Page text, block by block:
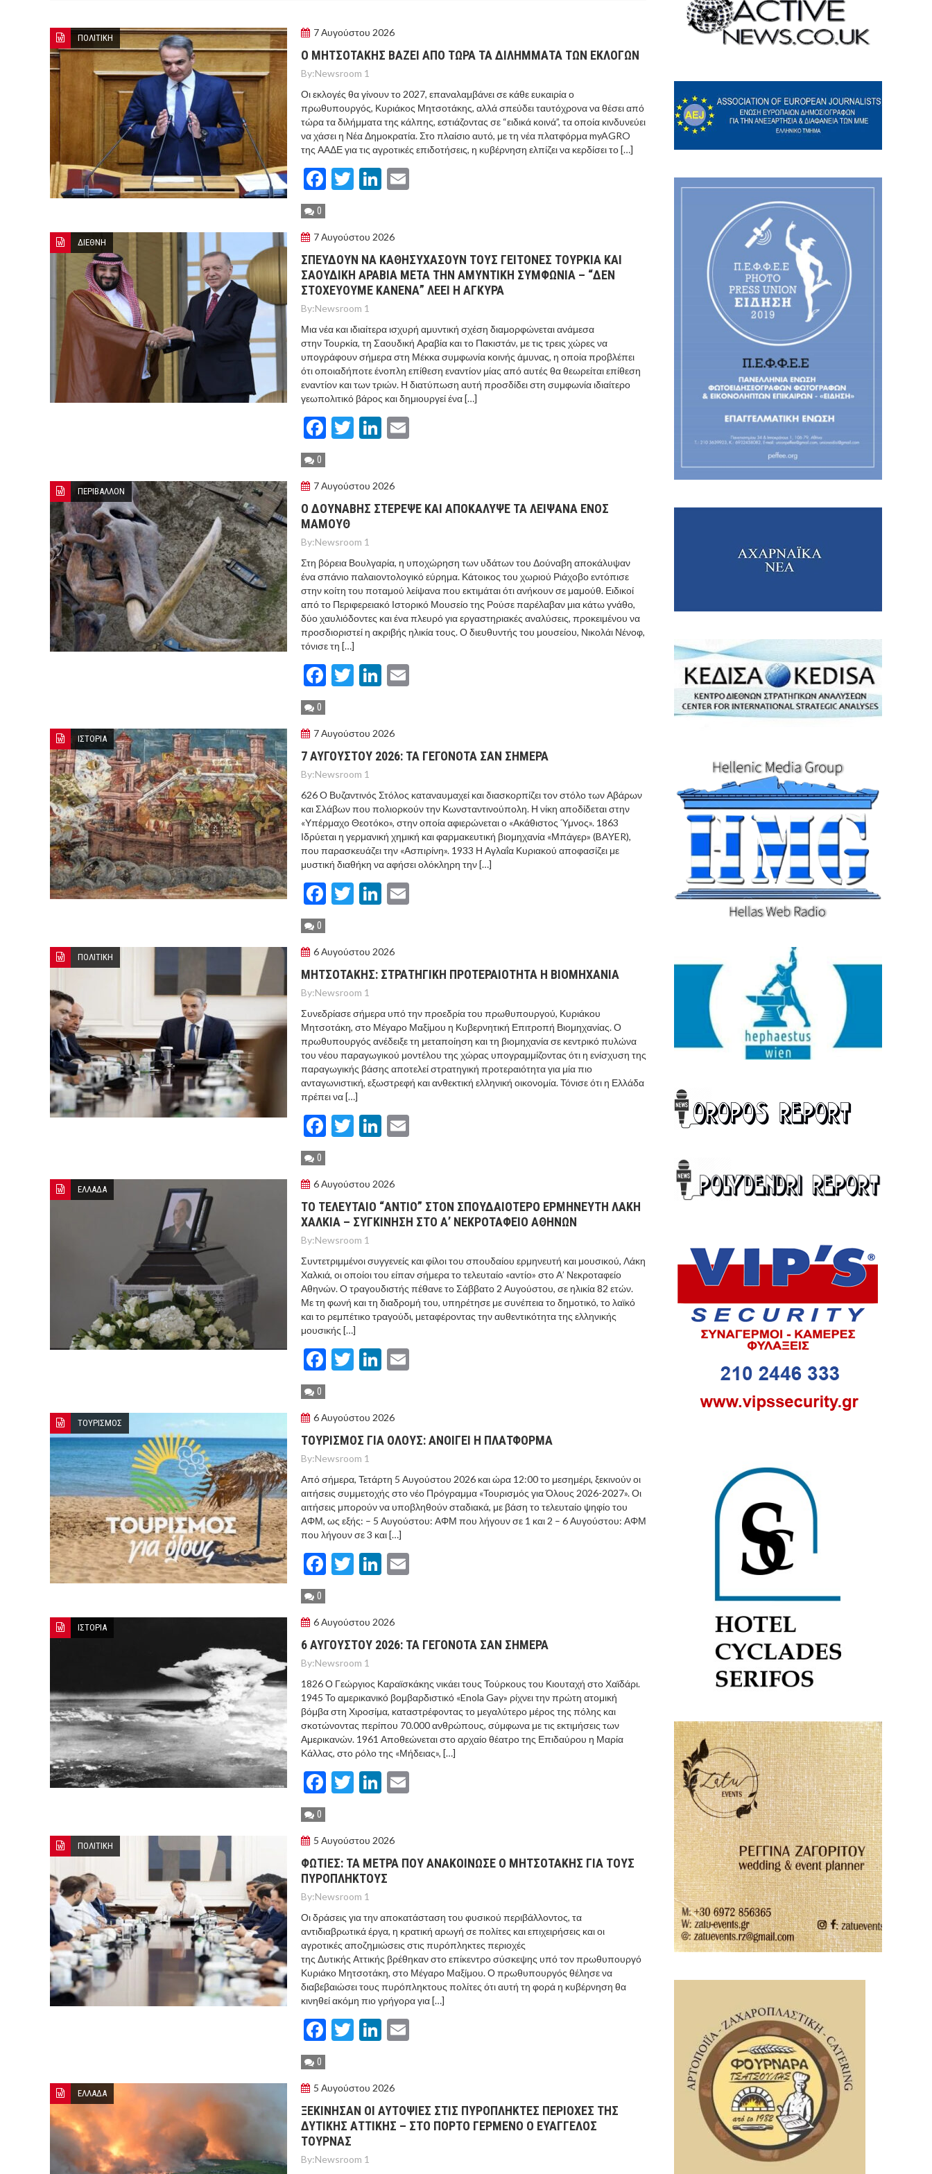
ΠΟΡΤΟ ΓΕΡΜΕΝΟ Ο ΕΥΑΓΓΕΛΟΣ ΤΟΥΡΝΑΣ
ΠΟΛΙΤΙΚΗ 7 Αυγούστου 2026
Ο ΜΗΤΣΟΤΑΚΗΣ ΒΑΖΕΙ ΑΠΟ ΤΩΡΑ ΤΑ ΔΙΛΗΜΜΑΤΑ ΤΩΝ ΕΚΛΟΓΩΝ
By:Newsroom 1
Οι εκλογές θα γίνουν το 2027, επαναλαμβάνει σε κάθε ευκαιρία ο
πρωθυπουργός, Κυριάκος Μητσοτάκης, αλλά σπεύδει ταυτόχρονα να θέσει από
τώρα τα διλήμματα της κάλπης, εστιάζοντας σε “ειδικά κοινά”, τα οποία κινδυνεύει
να χάσει η Νέα Δημοκρατία. Στο πλαίσιο αυτό, με τη νέα πλατφόρμα myAGRO
της ΑΑΔΕ για τις αγροτικές επιδοτήσεις, η κυβέρνηση ελπίζει να κερδίσει το […]
Facebook
TwitterLinkedIn
0
ΔΙΕΘΝΗ 7 Αυγούστου 2026
ΣΠΕΥΔΟΥΝ ΝΑ ΚΑΘΗΣΥΧΑΣΟΥΝ ΤΟΥΣ ΓΕΙΤΟΝΕΣ ΤΟΥΡΚΙΑ ΚΑΙ
ΣΑΟΥΔΙΚΗ ΑΡΑΒΙΑ ΜΕΤΑ ΤΗΝ ΑΜΥΝΤΙΚΗ ΣΥΜΦΩΝΙΑ – “ΔΕΝ
ΣΤΟΧΕΥΟΥΜΕ ΚΑΝΕΝΑ” ΛΕΕΙ Η ΑΓΚΥΡΑ
By:Newsroom 1
Μια νέα και ιδιαίτερα ισχυρή αμυντική σχέση διαμορφώνεται ανάμεσα
στην Τουρκία, τη Σαουδική Αραβία και το Πακιστάν, με τις τρεις χώρες να
υπογράφουν σήμερα στη Μέκκα συμφωνία κοινής άμυνας, η οποία προβλέπει
ότι οποιαδήποτε ένοπλη επίθεση εναντίον μίας από αυτές θα θεωρείται επίθεση
εναντίον και των τριών. Η διατύπωση αυτή προσδίδει στη συμφωνία ιδιαίτερο
γεωπολιτικό βάρος και δημιουργεί ένα […]
Facebook
TwitterLinkedIn
0
ΠΕΡΙΒΑΛΛΟΝ 7 Αυγούστου 2026
Ο ΔΟΥΝΑΒΗΣ ΣΤΕΡΕΨΕ ΚΑΙ ΑΠΟΚΑΛΥΨΕ ΤΑ ΛΕΙΨΑΝΑ ΕΝΟΣ
ΜΑΜΟΥΘ
By:Newsroom 1
Στη βόρεια Βουλγαρία, η υποχώρηση των υδάτων του Δούναβη αποκάλυψαν
ένα σπάνιο παλαιοντολογικό εύρημα. Κάτοικος του χωριού Ριάχοβο εντόπισε
στην κοίτη του ποταμού λείψανα που εκτιμάται ότι ανήκουν σε μαμούθ. Ειδικοί
από το Περιφερειακό Ιστορικό Μουσείο της Ρούσε παρέλαβαν μια κάτω γνάθο,
δύο χαυλιόδοντες και ένα πλευρό για εργαστηριακές αναλύσεις, προκειμένου να
προσδιοριστεί η ακριβής ηλικία τους. Ο διευθυντής του μουσείου, Νικολάι Νένοφ,
τόνισε τη […]
Facebook
TwitterLinkedIn
0
ΙΣΤΟΡΙΑ 7 Αυγούστου 2026
7 ΑΥΓΟΥΣΤΟΥ 2026: ΤΑ ΓΕΓΟΝΟΤΑ ΣΑΝ ΣΗΜΕΡΑ
By:Newsroom 1
626 Ο Βυζαντινός Στόλος καταναυμαχεί και διασκορπίζει τον στόλο των Αβάρων
και Σλάβων που πολιορκούν την Κωνσταντινούπολη. Η νίκη αποδίδεται στην
«Υπέρμαχο Θεοτόκο», στην οποία αφιερώνεται ο «Ακάθιστος Ύμνος». 1863
Ιδρύεται η γερμανική χημική και φαρμακευτική βιομηχανία «Μπάγερ» (BAYER),
που παρασκευάζει την «Ασπιρίνη». 1933 Η Αγλαΐα Κυριακού αποφασίζει με
μυστική διαθήκη να αφήσει ολόκληρη την […]
Facebook
TwitterLinkedIn
0
ΠΟΛΙΤΙΚΗ 6 Αυγούστου 2026
ΜΗΤΣΟΤΑΚΗΣ: ΣΤΡΑΤΗΓΙΚΗ ΠΡΟΤΕΡΑΙΟΤΗΤΑ Η ΒΙΟΜΗΧΑΝΙΑ
By:Newsroom 1
Συνεδρίασε σήμερα υπό την προεδρία του πρωθυπουργού, Κυριάκου
Μητσοτάκη, στο Μέγαρο Μαξίμου η Κυβερνητική Επιτροπή Βιομηχανίας. Ο
πρωθυπουργός ανέδειξε τη μεταποίηση και τη βιομηχανία σε κεντρικό πυλώνα
του νέου παραγωγικού μοντέλου της χώρας υπογραμμίζοντας ότι η ενίσχυση της
παραγωγικής βάσης αποτελεί στρατηγική προτεραιότητα για μία πιο
ανταγωνιστική, εξωστρεφή και ανθεκτική ελληνική οικονομία. Τόνισε ότι η Ελλάδα
πρέπει να […]
Facebook
TwitterLinkedIn
0
ΕΛΛΑΔΑ 6 Αυγούστου 2026
ΤΟ ΤΕΛΕΥΤΑΙΟ “ΑΝΤΙΟ” ΣΤΟΝ ΣΠΟΥΔΑΙΟΤΕΡΟ ΕΡΜΗΝΕΥΤΗ ΛΑΚΗ
ΧΑΛΚΙΑ – ΣΥΓΚΙΝΗΣΗ ΣΤΟ Α’ ΝΕΚΡΟΤΑΦΕΙΟ ΑΘΗΝΩΝ
By:Newsroom 1
Συντετριμμένοι συγγενείς και φίλοι του σπουδαίου ερμηνευτή και μουσικού, Λάκη
Χαλκιά, οι οποίοι του είπαν σήμερα το τελευταίο «αντίο» στο Α’ Νεκροταφείο
Αθηνών. Ο τραγουδιστής πέθανε το Σάββατο 2 Αυγούστου, σε ηλικία 82 ετών.
Με τη φωνή και τη διαδρομή του, υπηρέτησε με συνέπεια το δημοτικό, το λαϊκό
και το ρεμπέτικο τραγούδι, μεταφέροντας την αυθεντικότητα της ελληνικής
μουσικής […]
Facebook
TwitterLinkedIn
0
ΤΟΥΡΙΣΜΟΣ 6 Αυγούστου 2026
ΤΟΥΡΙΣΜΟΣ ΓΙΑ ΟΛΟΥΣ: ΑΝΟΙΓΕΙ Η ΠΛΑΤΦΟΡΜΑ
By:Newsroom 1
Από σήμερα, Τετάρτη 5 Αυγούστου 2026 και ώρα 12:00 το μεσημέρι, ξεκινούν οι
αιτήσεις συμμετοχής στο νέο Πρόγραμμα «Τουρισμός για Όλους 2026-2027». Οι
αιτήσεις μπορούν να υποβληθούν σταδιακά, με βάση το τελευταίο ψηφίο του
ΑΦΜ, ως εξής: – 5 Αυγούστου: ΑΦΜ που λήγουν σε 1 και 2 – 6 Αυγούστου: ΑΦΜ
που λήγουν σε 3 και […]
Facebook
TwitterLinkedIn
0
ΙΣΤΟΡΙΑ 6 Αυγούστου 2026
6 ΑΥΓΟΥΣΤΟΥ 2026: ΤΑ ΓΕΓΟΝΟΤΑ ΣΑΝ ΣΗΜΕΡΑ
By:Newsroom 1
1826 Ο Γεώργιος Καραϊσκάκης νικάει τους Τούρκους του Κιουταχή στο Χαϊδάρι.
1945 Το αμερικανικό βομβαρδιστικό «Enola Gay» ρίχνει την πρώτη ατομική
βόμβα στη Χιροσίμα, καταστρέφοντας το μεγαλύτερο μέρος της πόλης και
σκοτώνοντας περίπου 70.000 ανθρώπους, σύμφωνα με τις εκτιμήσεις των
Αμερικανών. 1961 Αποθεώνεται στο αρχαίο θέατρο της Επιδαύρου η Μαρία
Κάλλας, στο ρόλο της «Μήδειας», […]
Facebook
TwitterLinkedIn
0
ΠΟΛΙΤΙΚΗ 5 Αυγούστου 2026
ΦΩΤΙΕΣ: ΤΑ ΜΕΤΡΑ ΠΟΥ ΑΝΑΚΟΙΝΩΣΕ Ο ΜΗΤΣΟΤΑΚΗΣ ΓΙΑ ΤΟΥΣ
ΠΥΡΟΠΛΗΚΤΟΥΣ
By:Newsroom 1
Οι δράσεις για την αποκατάσταση του φυσικού περιβάλλοντος, τα
αντιδιαβρωτικά έργα, η κρατική αρωγή σε πολίτες και επιχειρήσεις και οι
αγροτικές αποζημιώσεις στις πυρόπληκτες περιοχές
της Δυτικής Αττικής βρέθηκαν στο επίκεντρο σύσκεψης υπό τον πρωθυπουργό
Κυριάκο Μητσοτάκη, στο Μέγαρο Μαξίμου. Ο πρωθυπουργός θέλησε να
διαβεβαιώσει τους πυρόπληκτους πολίτες ότι αυτή τη φορά η κυβέρνηση θα
κινηθεί ακόμη πιο γρήγορα για […]
Facebook
TwitterLinkedIn
0
ΕΛΛΑΔΑ 5 Αυγούστου 2026
ΞΕΚΙΝΗΣΑΝ ΟΙ ΑΥΤΟΨΙΕΣ ΣΤΙΣ ΠΥΡΟΠΛΗΚΤΕΣ ΠΕΡΙΟΧΕΣ ΤΗΣ
ΔΥΤΙΚΗΣ ΑΤΤΙΚΗΣ – ΣΤΟ ΠΟΡΤΟ ΓΕΡΜΕΝΟ Ο ΕΥΑΓΓΕΛΟΣ
ΤΟΥΡΝΑΣ
By:Newsroom 1